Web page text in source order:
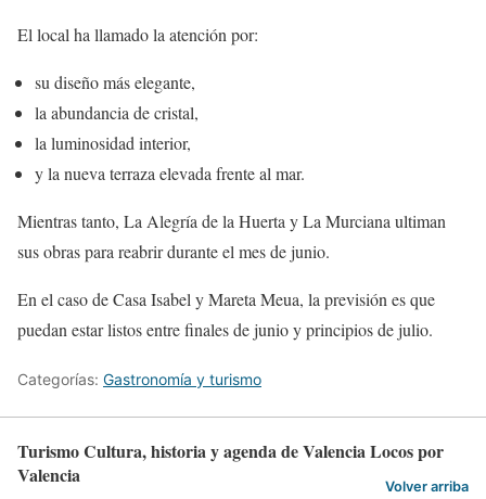
El local ha llamado la atención por:
su diseño más elegante,
la abundancia de cristal,
la luminosidad interior,
y la nueva terraza elevada frente al mar.
Mientras tanto, La Alegría de la Huerta y La Murciana ultiman
sus obras para reabrir durante el mes de junio.
En el caso de Casa Isabel y Mareta Meua, la previsión es que
puedan estar listos entre finales de junio y principios de julio.
Categorías: Gastronomía y turismo
Turismo Cultura, historia y agenda de Valencia Locos por
Valencia
Volver arriba